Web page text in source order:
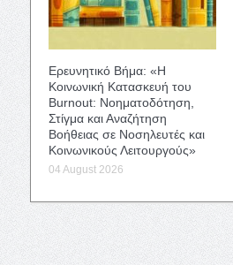
Ερευνητικό Βήμα: «Η
Κοινωνική Κατασκευή του
Burnout: Νοηματοδότηση,
Στίγμα και Αναζήτηση
Βοήθειας σε Νοσηλευτές και
Κοινωνικούς Λειτουργούς»
04 August 2026